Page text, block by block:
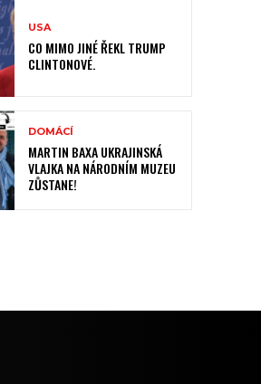
USA
CO MIMO JINÉ ŘEKL TRUMP
CLINTONOVÉ.
DOMÁCÍ
MARTIN BAXA UKRAJINSKÁ
VLAJKA NA NÁRODNÍM MUZEU
ZŮSTANE!